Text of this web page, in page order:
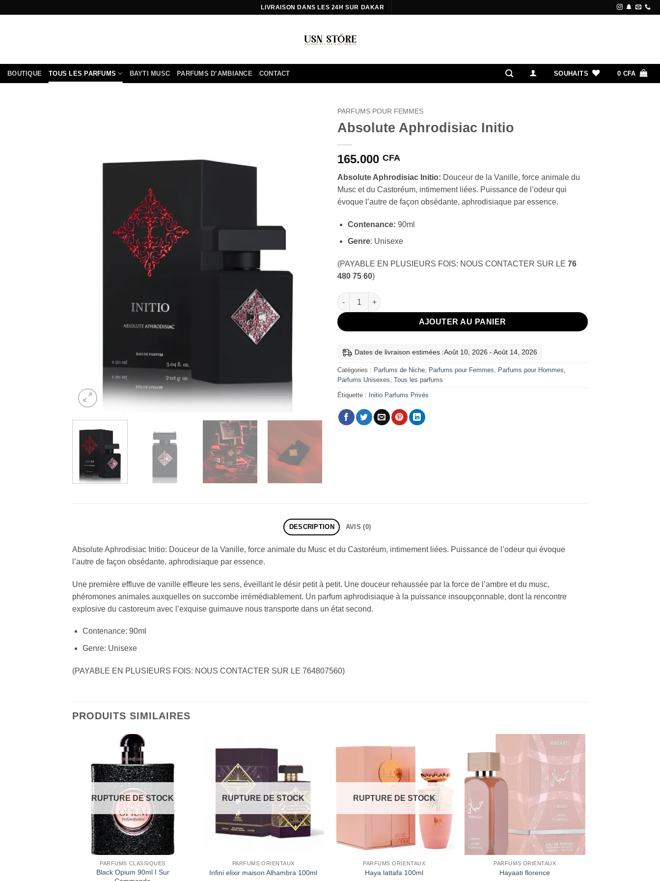
LIVRAISON DANS LES 24H SUR DAKAR
BOUTIQUE TOUS LES PARFUMS BAYTI MUSC PARFUMS D’AMBIANCE CONTACT SOUHAITS 0 CFA
PARFUMS POUR FEMMES
Absolute Aphrodisiac Initio
165.000 CFA
Absolute Aphrodisiac Initio: Douceur de la Vanille, force animale du
Musc et du Castoréum, intimement liées. Puissance de l’odeur qui
évoque l’autre de façon obsédante, aphrodisiaque par essence.
Contenance: 90ml
Genre: Unisexe
(PAYABLE EN PLUSIEURS FOIS: NOUS CONTACTER SUR LE 76
480 75 60)
quantité de Absolute Aphrodisiac Initio
AJOUTER AU PANIER
Dates de livraison estimées :Août 10, 2026 - Août 14, 2026
Catégories : Parfums de Niche Parfums pour Femmes Parfums pour Hommes
Parfums Unisexes Tous les parfums
Étiquette : Initio Parfums Privés
DESCRIPTION AVIS (0)
Absolute Aphrodisiac Initio: Douceur de la Vanille, force animale du Musc et du Castoréum, intimement liées. Puissance de l’odeur qui évoque
l’autre de façon obsédante, aphrodisiaque par essence.
Une première effluve de vanille effleure les sens, éveillant le désir petit à petit. Une douceur rehaussée par la force de l’ambre et du musc,
phéromones animales auxquelles on succombe irrémédiablement. Un parfum aphrodisiaque à la puissance insoupçonnable, dont la rencontre
explosive du castoreum avec l’exquise guimauve nous transporte dans un état second.
Contenance: 90ml
Genre: Unisexe
(PAYABLE EN PLUSIEURS FOIS: NOUS CONTACTER SUR LE 764807560)
PRODUITS SIMILAIRES
à la liste
d’envies
RUPTURE DE STOCK
PARFUMS CLASSIQUES
Black Opium 90ml ا Sur
à la liste
d’envies
RUPTURE DE STOCK
PARFUMS ORIENTAUX
Infini elixir maison Alhambra 100ml
à la liste
d’envies
RUPTURE DE STOCK
PARFUMS ORIENTAUX
Haya lattafa 100ml
Ajouter
à la liste
d’envies
PARFUMS ORIENTAUX
Hayaati florence